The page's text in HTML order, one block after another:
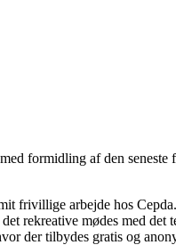
formidling af den
arbejde hos
rekreative mødes med
der tilbydes gratis og